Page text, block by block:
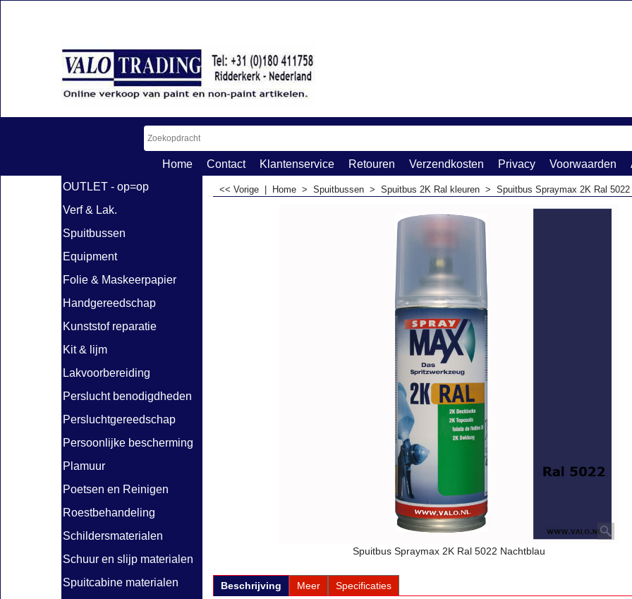
Home Contact Klantenservice Retouren Verzendkosten Privacy Voorwaarden
OUTLET - op=op
Verf & Lak.
Spuitbussen
Equipment
Folie & Maskeerpapier
Handgereedschap
Kunststof reparatie
Kit & lijm
Lakvoorbereiding
Perslucht benodigdheden
Persluchtgereedschap
Persoonlijke bescherming
Plamuur
Poetsen en Reinigen
Roestbehandeling
Schildersmaterialen
Schuur en slijp materialen
Spuitcabine materialen
<< Vorige Home > Spuitbussen > Spuitbus 2K Ral kleuren > Spuitbus Spraymax 2K Ral
Spuitbus Spraymax 2K Ral 5022 Nachtblau
Beschrijving Meer Specificaties